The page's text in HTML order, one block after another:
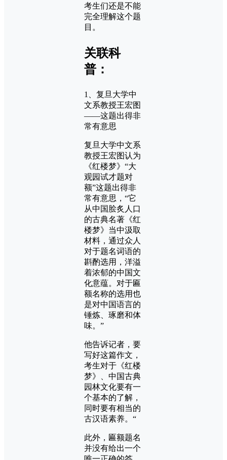
考生们还是不能
完全理解这个题
目。
关联科
普：
1、复旦大学中
文系教授王宏图
——这题出得非
常有意思
复旦大学中文系
教授王宏图认为
《红楼梦》“大
观园试才题对
额”这题出得非
常有意思，“它
从中国脍炙人口
的古典名著《红
楼梦》当中汲取
材料，通过众人
对于题名词语的
斟酌选用，洋溢
着浓郁的中国文
化意蕴。对于匾
额名称的选用也
是对中国语言的
锤炼、琢磨和体
味。”
他告诉记者，要
写好这篇作文，
考生对于《红楼
梦》、中国古典
园林文化要有一
个基本的了解，
同时要有相当的
古汉语素养。“
此外，匾额题名
并没有给出一个